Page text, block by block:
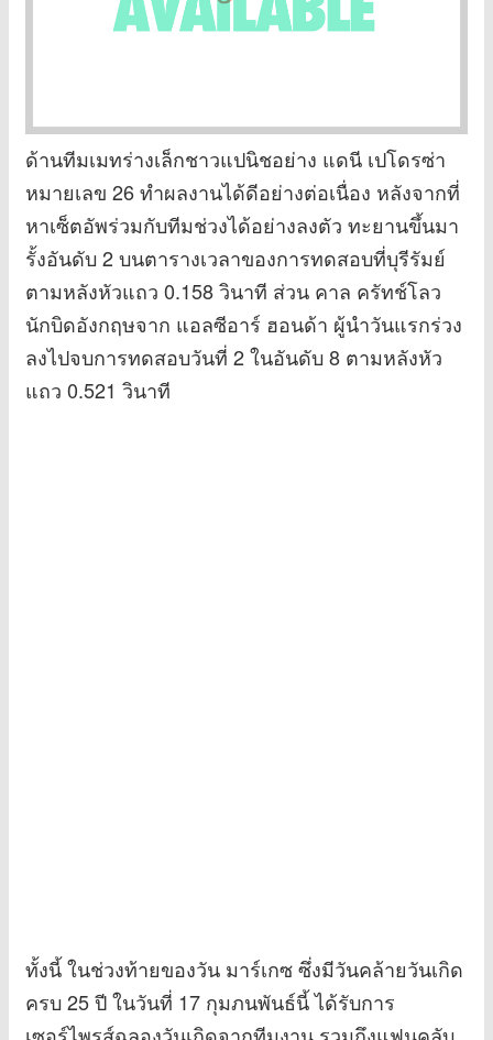
ด้านทีมเมทร่างเล็กชาวแปนิชอย่าง แดนี เปโดรซ่า
หมายเลข 26 ทำผลงานได้ดีอย่างต่อเนื่อง หลังจากที่
หาเซ็ตอัพร่วมกับทีมช่วงได้อย่างลงตัว ทะยานขึ้นมา
รั้งอันดับ 2 บนตารางเวลาของการทดสอบที่บุรีรัมย์
ตามหลังหัวแถว 0.158 วินาที ส่วน คาล ครัทช์โลว
นักบิดอังกฤษจาก แอลซีอาร์ ฮอนด้า ผู้นำวันแรกร่วง
ลงไปจบการทดสอบวันที่ 2 ในอันดับ 8 ตามหลังหัว
แถว 0.521 วินาที
ทั้งนี้ ในช่วงท้ายของวัน มาร์เกซ ซึ่งมีวันคล้ายวันเกิด
ครบ 25 ปี ในวันที่ 17 กุมภนพันธ์นี้ ได้รับการ